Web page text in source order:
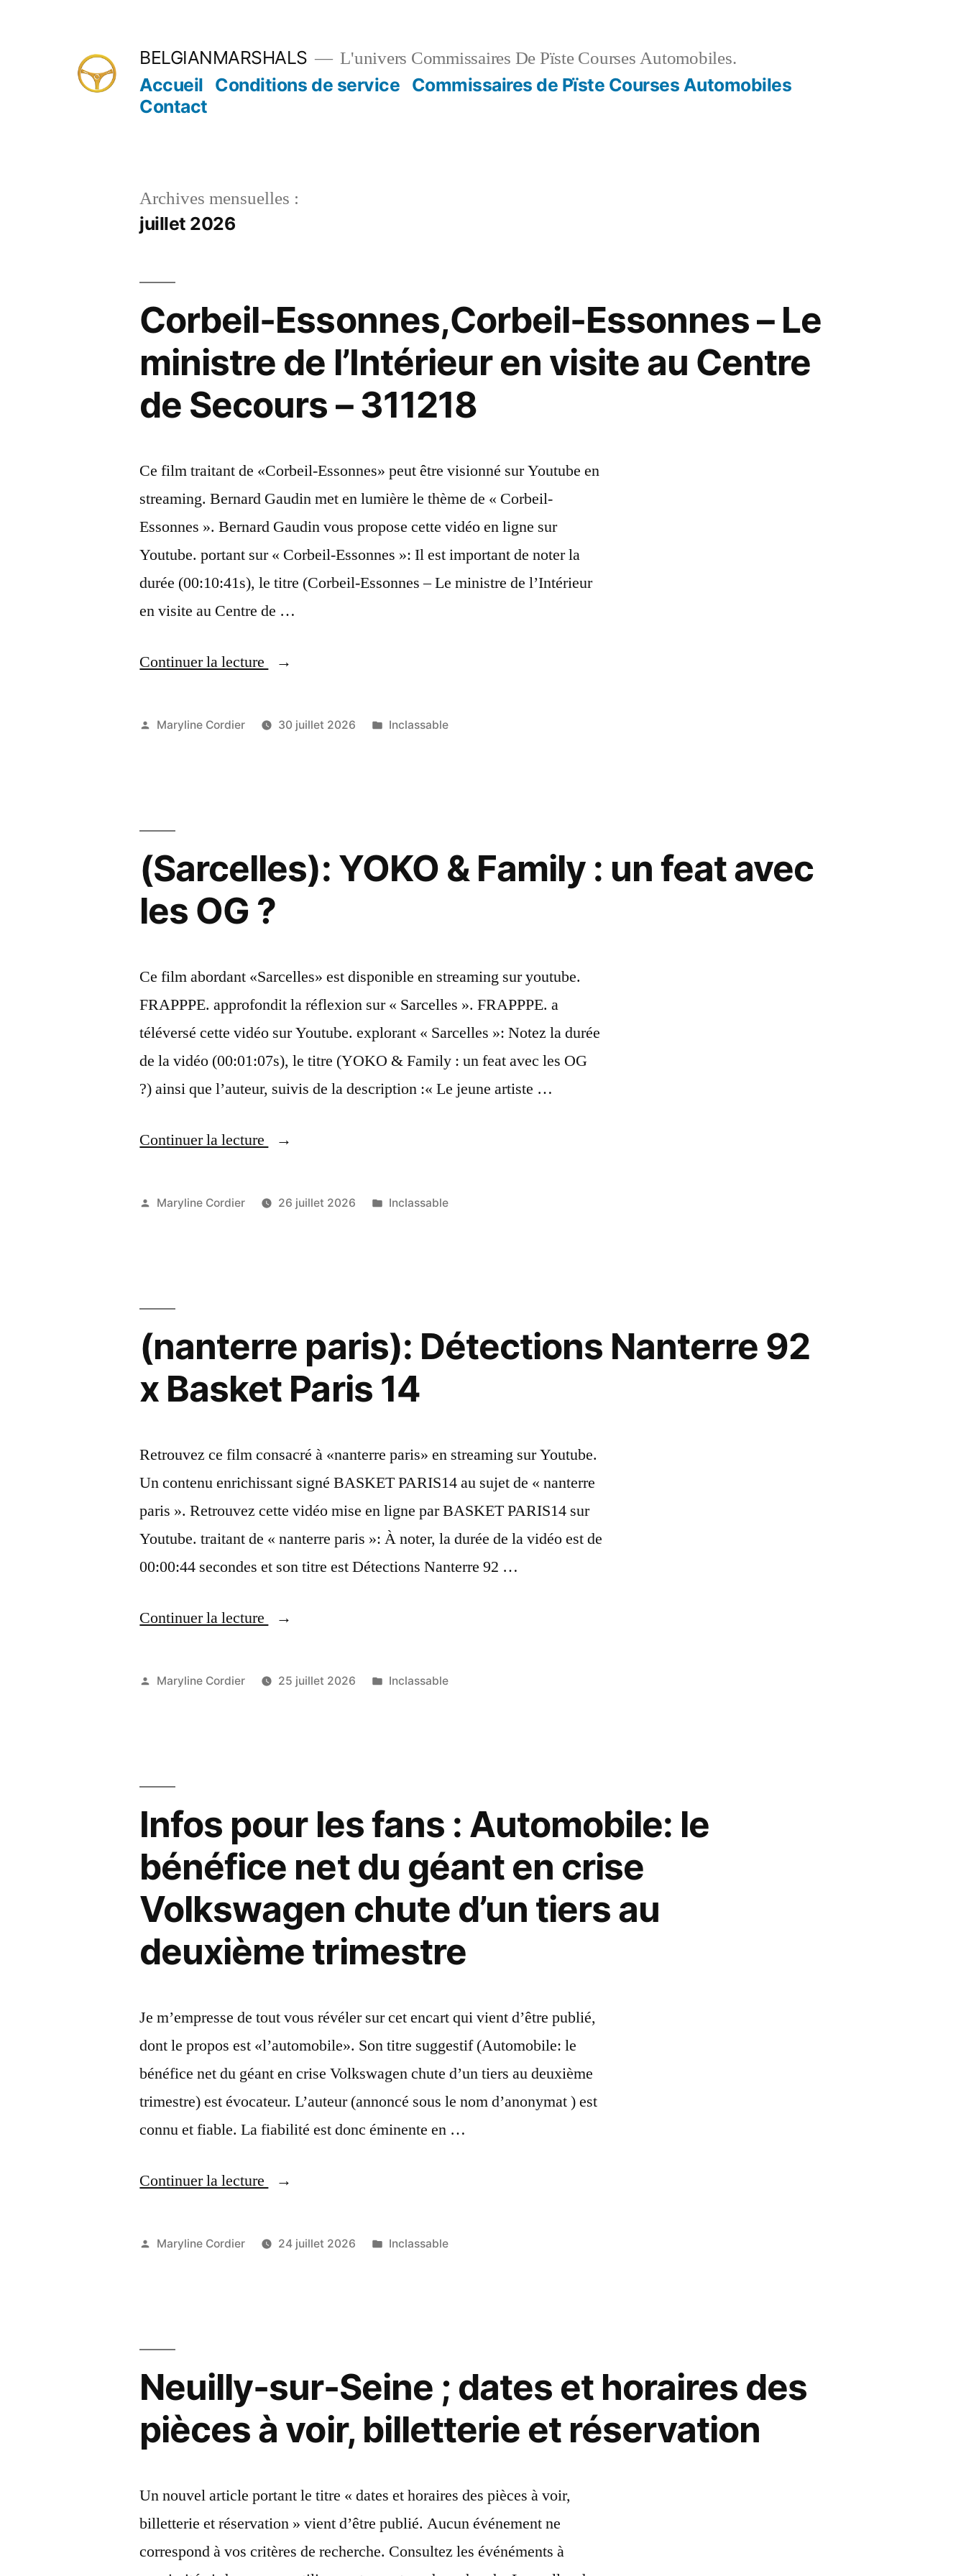
BELGIANMARSHALS L'univers Commissaires De Pïste Courses Automobiles.
Accueil Conditions de service Commissaires de Pïste Courses Automobiles
Contact
Archives mensuelles :
juillet 2026
Corbeil-Essonnes,Corbeil-Essonnes – Le
ministre de l’Intérieur en visite au Centre
de Secours – 311218
Ce film traitant de «Corbeil-Essonnes» peut être visionné sur Youtube en
streaming. Bernard Gaudin met en lumière le thème de « Corbeil-
Essonnes ». Bernard Gaudin vous propose cette vidéo en ligne sur
Youtube. portant sur « Corbeil-Essonnes »: Il est important de noter la
durée (00:10:41s), le titre (Corbeil-Essonnes – Le ministre de l’Intérieur
en visite au Centre de …
Continuer la lecture
« Corbeil-
Essonnes
l’Intérieur
en
visite
Centre
de
Secours
–
311218 »
Publié
Maryline Cordier 30 juillet 2026
Publié
Inclassable
(Sarcelles): YOKO & Family : un feat avec
les OG ?
Ce film abordant «Sarcelles» est disponible en streaming sur youtube.
FRAPPPE. approfondit la réflexion sur « Sarcelles ». FRAPPPE. a
téléversé cette vidéo sur Youtube. explorant « Sarcelles »: Notez la durée
de la vidéo (00:01:07s), le titre (YOKO & Family : un feat avec les OG
?) ainsi que l’auteur, suivis de la description :« Le jeune artiste …
Continuer la lecture
« (Sarcelles):
&
avec
les
OG
Publié
Maryline Cordier 26 juillet 2026
Publié
Inclassable
(nanterre paris): Détections Nanterre 92
x Basket Paris 14
Retrouvez ce film consacré à «nanterre paris» en streaming sur Youtube.
Un contenu enrichissant signé BASKET PARIS14 au sujet de « nanterre
paris ». Retrouvez cette vidéo mise en ligne par BASKET PARIS14 sur
Youtube. traitant de « nanterre paris »: À noter, la durée de la vidéo est de
00:00:44 secondes et son titre est Détections Nanterre 92 …
Continuer la lecture
« (nanterre
Détections
Paris
14 »
Publié
Maryline Cordier 25 juillet 2026
Publié
Inclassable
Infos pour les fans : Automobile: le
bénéfice net du géant en crise
Volkswagen chute d’un tiers au
deuxième trimestre
Je m’empresse de tout vous révéler sur cet encart qui vient d’être publié,
dont le propos est «l’automobile». Son titre suggestif (Automobile: le
bénéfice net du géant en crise Volkswagen chute d’un tiers au deuxième
trimestre) est évocateur. L’auteur (annoncé sous le nom d’anonymat ) est
connu et fiable. La fiabilité est donc éminente en …
Continuer la lecture
« Infos
les
bénéfice
net
du
en
crise
Volkswagen
Publié
Maryline Cordier 24 juillet 2026
Publié
Inclassable
Neuilly-sur-Seine ; dates et horaires des
pièces à voir, billetterie et réservation
Un nouvel article portant le titre « dates et horaires des pièces à voir,
billetterie et réservation » vient d’être publié. Aucun événement ne
correspond à vos critères de recherche. Consultez les événéments à